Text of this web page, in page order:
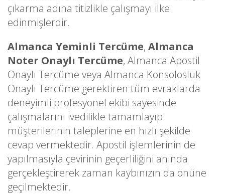
çıkarma adına titizlikle çalışmayı ilke
edinmişlerdir.
Almanca Yeminli Tercüme, Almanca
Noter Onaylı Tercüme, Almanca Apostil
Onaylı Tercüme veya Almanca Konsolosluk
Onaylı Tercüme gerektiren tüm evraklarda
deneyimli profesyonel ekibi sayesinde
çalışmalarını ivedilikle tamamlayıp
müşterilerinin taleplerine en hızlı şekilde
cevap vermektedir. Apostil işlemlerinin de
yapılmasıyla çevirinin geçerliliğini anında
gerçekleştirerek zaman kaybınızın da önüne
geçilmektedir.